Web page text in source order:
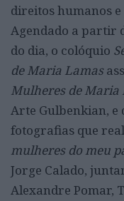
direitos humanos
Agendado a partir
do dia, o colóquio
de Maria Lamas
Mulheres de Maria
Arte Gulbenkian, e
fotografias que
mulheres do meu
Jorge Calado,
Alexandre Pomar,